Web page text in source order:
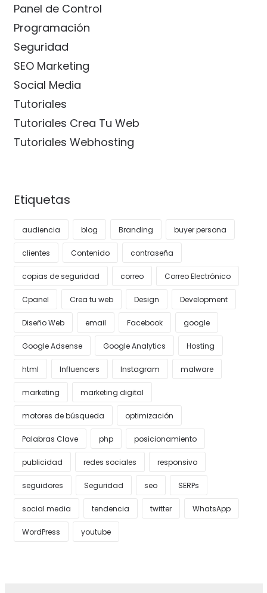
Panel de Control
Programación
Seguridad
SEO Marketing
Social Media
Tutoriales
Tutoriales Crea Tu Web
Tutoriales Webhosting
Etiquetas
audiencia blog Branding buyer persona
clientes Contenido contraseña
copias de seguridad correo Correo Electrónico
Cpanel Crea tu web Design Development
Diseño Web email Facebook google
Google Adsense Google Analytics Hosting
html Influencers Instagram malware
marketing marketing digital
motores de búsqueda optimización
Palabras Clave php posicionamiento
publicidad redes sociales responsivo
seguidores Seguridad seo SERPs
social media tendencia twitter WhatsApp
WordPress youtube